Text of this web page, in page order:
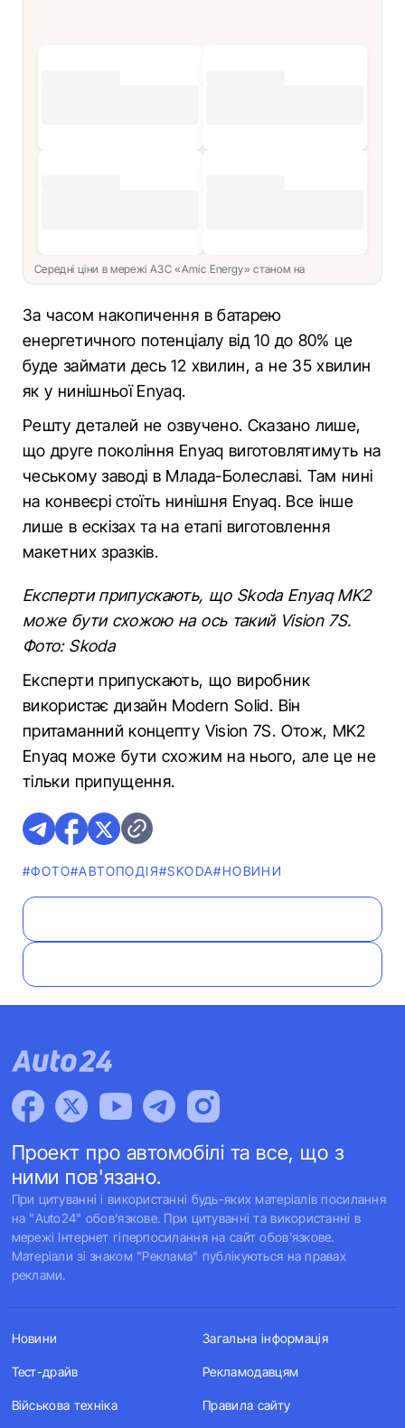
Середні ціни в мережі АЗС «Amic Energy» станом на
За часом накопичення в батарею
енергетичного потенціалу від 10 до 80% це
буде займати десь 12 хвилин, а не 35 хвилин
як у нинішньої Enyaq.
Решту деталей не озвучено. Сказано лише,
що друге покоління Enyaq виготовлятимуть на
чеському заводі в Млада-Болеславі. Там нині
на конвеєрі стоїть нинішня Enyaq. Все інше
лише в ескізах та на етапі виготовлення
макетних зразків.
Експерти припускають, що Skoda Enyaq MK2
може бути схожою на ось такий Vision 7S.
Фото: Skoda
Експерти припускають, що виробник
використає дизайн Modern Solid. Він
притаманний концепту Vision 7S. Отож, MK2
Enyaq може бути схожим на нього, але це не
тільки припущення.
#ФОТО#АВТОПОДІЯ#SKODA#НОВИНИ
Проект про автомобілі та все, що з
ними пов'язано.
При цитуванні і використанні будь-яких матеріалів посилання
на "Auto24" обов'язкове. При цитуванні та використанні в
мережі Інтернет гіперпосилання на сайт обов'язкове.
Матеріали зі знаком "Реклама" публікуються на правах
реклами.
Новини
Тест-драйв
Військова техніка
Загальна інформація
Рекламодавцям
Правила сайту